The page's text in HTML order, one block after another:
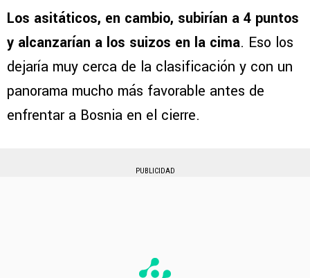
Los asitáticos, en cambio, subirían a 4 puntos
y alcanzarían a los suizos en la cima. Eso los
dejaría muy cerca de la clasificación y con un
panorama mucho más favorable antes de
enfrentar a Bosnia en el cierre.
PUBLICIDAD